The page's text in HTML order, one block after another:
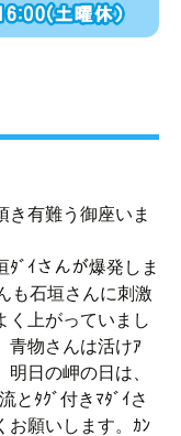
き有難う御座いま
ﾞｲさんが爆発しま
も石垣さんに刺激
く上がっていまし
青物さんは活けｱ
明日の岬の日は、
とﾀｸﾞ付きﾏﾀﾞｲさ
お願いします。ｶﾝ